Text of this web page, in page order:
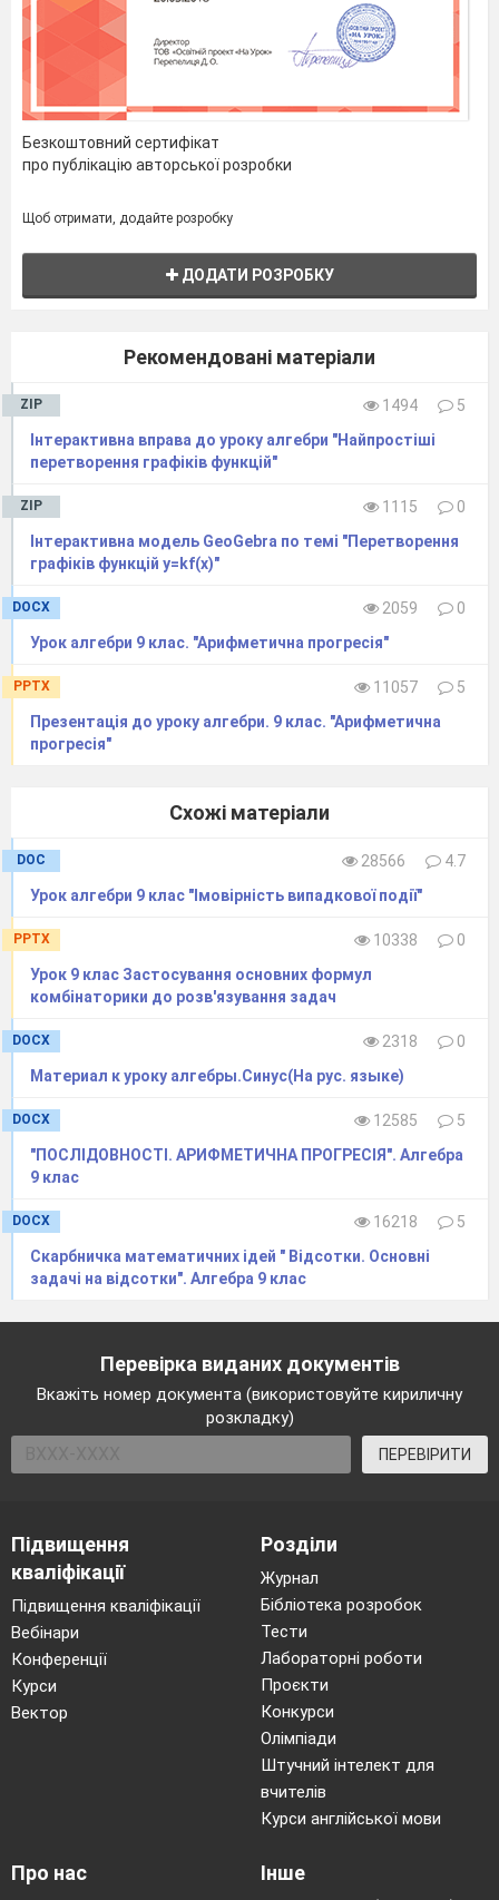
Безкоштовний сертифікат
про публікацію авторської розробки
Щоб отримати, додайте розробку
ДОДАТИ РОЗРОБКУ
Рекомендовані матеріали
ZIP 1494
5
Інтерактивна вправа до уроку алгебри "Найпростіші
перетворення графіків функцій"
ZIP 1115
0
Інтерактивна модель GeoGebra по темі "Перетворення
графіків функцій y=kf(x)"
DOCX 2059
0
Урок алгебри 9 клас. "Арифметична прогресія"
PPTX 11057
5
Презентація до уроку алгебри. 9 клас. "Арифметична
прогресія"
Схожі матеріали
DOC 28566
4.7
Урок алгебри 9 клас "Імовірність випадкової події"
PPTX 10338
0
Урок 9 клас Застосування основних формул
комбінаторики до розв'язування задач
DOCX 2318
0
Материал к уроку алгебры.Синус(На рус. языке)
DOCX 12585
5
"ПОСЛІДОВНОСТІ. АРИФМЕТИЧНА ПРОГРЕСІЯ". Алгебра
9 клас
DOCX 16218
5
Скарбничка математичних ідей " Відсотки. Основні
задачі на відсотки". Алгебра 9 клас
Перевірка виданих документів
Вкажіть номер документа (використовуйте кириличну
розкладку)
ПЕРЕВІРИТИ
Підвищення
кваліфікації
Підвищення кваліфікації
Вебінари
Конференції
Курси
Вектор
Розділи
Журнал
Бібліотека розробок
Тести
Лабораторні роботи
Проєкти
Конкурси
Олімпіади
Штучний інтелект для
вчителів
Курси англійської мови
Про нас Інше